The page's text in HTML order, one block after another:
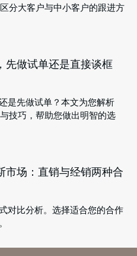
分大客户与中小客户的跟进方
先做试单还是直接谈框
是先做试单？本文为您解析
技巧，帮助您做出明智的选
市场：直销与经销两种合
对比分析。选择适合您的合作